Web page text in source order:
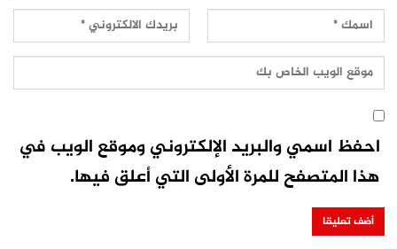
احفظ اسمي والبريد الإلكتروني وموقع الويب في
هذا المتصفح للمرة الأولى التي أعلق فيها.